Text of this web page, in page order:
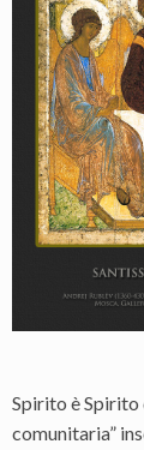
Spirito è Spirito
comunitaria”